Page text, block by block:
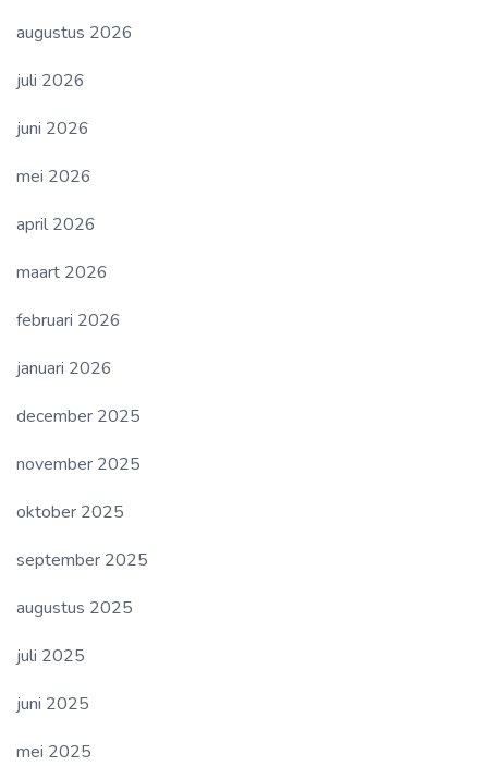
augustus 2026
juli 2026
juni 2026
mei 2026
april 2026
maart 2026
februari 2026
januari 2026
december 2025
november 2025
oktober 2025
september 2025
augustus 2025
juli 2025
juni 2025
mei 2025